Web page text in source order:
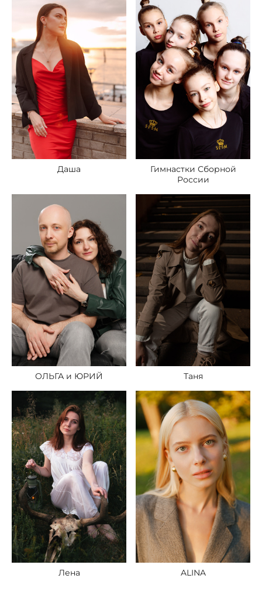
Даша
Гимнастки Сборной
России
ОЛЬГА и ЮРИЙ Таня
Лена ALINA